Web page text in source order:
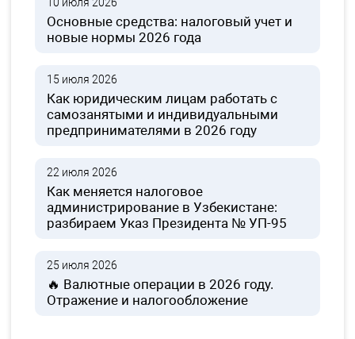
Основные средства: налоговый учет и
новые нормы 2026 года
15 июля 2026
Как юридическим лицам работать с
самозанятыми и индивидуальными
предпринимателями в 2026 году
22 июля 2026
Как меняется налоговое
администрирование в Узбекистане:
разбираем Указ Президента № УП-95
25 июля 2026
🔥 Валютные операции в 2026 году.
Отражение и налогообложение